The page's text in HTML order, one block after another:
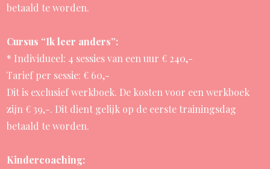
betaald te worden.
Cursus “Ik leer anders”:
* Individueel: 4 sessies van een uur € 240,-
Tarief per sessie: € 60,-
Dit is exclusief werkboek. De kosten voor een werkboek
zijn € 39,-. Dit dient gelijk op de eerste trainingsdag
betaald te worden.
Kindercoaching: